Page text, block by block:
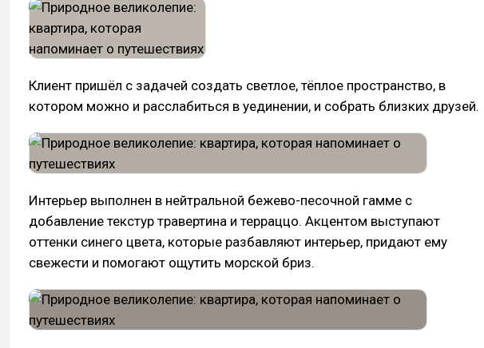
Клиент пришёл с задачей создать светлое, тёплое пространство, в
котором можно и расслабиться в уединении, и собрать близких друзей.
Интерьер выполнен в нейтральной бежево-песочной гамме с
добавление текстур травертина и терраццо. Акцентом выступают
оттенки синего цвета, которые разбавляют интерьер, придают ему
свежести и помогают ощутить морской бриз.